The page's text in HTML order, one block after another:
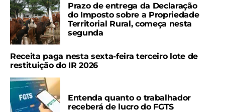
Prazo de entrega da Declaração
do Imposto sobre a Propriedade
Territorial Rural, começa nesta
segunda
Receita paga nesta sexta-feira terceiro lote de
restituição do IR 2026
Entenda quanto o trabalhador
receberá de lucro do FGTS